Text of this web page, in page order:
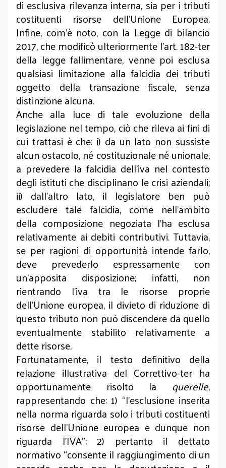
di esclusiva rilevanza interna, sia per i tributi
costituenti risorse dell’Unione Europea.
Infine, com’è noto, con la Legge di bilancio
2017, che modificò ulteriormente l’art. 182-ter
della legge fallimentare, venne poi esclusa
qualsiasi limitazione alla falcidia dei tributi
oggetto della transazione fiscale, senza
distinzione alcuna.
Anche alla luce di tale evoluzione della
legislazione nel tempo, ciò che rileva ai fini di
cui trattasi è che: i) da un lato non sussiste
alcun ostacolo, né costituzionale né unionale,
a prevedere la falcidia dell’iva nel contesto
degli istituti che disciplinano le crisi aziendali;
ii) dall’altro lato, il legislatore ben può
escludere tale falcidia, come nell’ambito
della composizione negoziata l’ha esclusa
relativamente ai debiti contributivi. Tuttavia,
se per ragioni di opportunità intende farlo,
deve prevederlo espressamente con
un’apposita disposizione; infatti, non
rientrando l’iva tra le risorse proprie
dell’Unione europea, il divieto di riduzione di
questo tributo non può discendere da quello
eventualmente stabilito relativamente a
dette risorse.
Fortunatamente, il testo definitivo della
relazione illustrativa del Correttivo-ter ha
opportunamente risolto la querelle,
rappresentando che: 1) “l’esclusione inserita
nella norma riguarda solo i tributi costituenti
risorse dell’Unione europea e dunque non
riguarda l’IVA”; 2) pertanto il dettato
normativo “consente il raggiungimento di un